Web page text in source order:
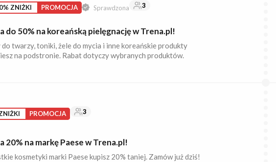
ZNIŻKI PROMOCJA Sprawdzona 3
do 50% na koreańską pielęgnację w Trena.pl!
do twarzy, toniki, żele do mycia i inne koreańskie produkty
na podstronie. Rabat dotyczy wybranych produktów.
PROMOCJA 3
20% na markę Paese w Trena.pl!
kosmetyki marki Paese kupisz 20% taniej. Zamów już dziś!